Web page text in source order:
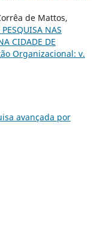
de Mattos,
NAS
CIDADE DE
Organizacional: v.
avançada por